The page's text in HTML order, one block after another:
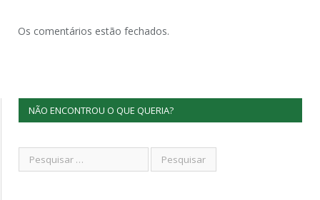
Os comentários estão fechados.
NÃO ENCONTROU O QUE QUERIA?